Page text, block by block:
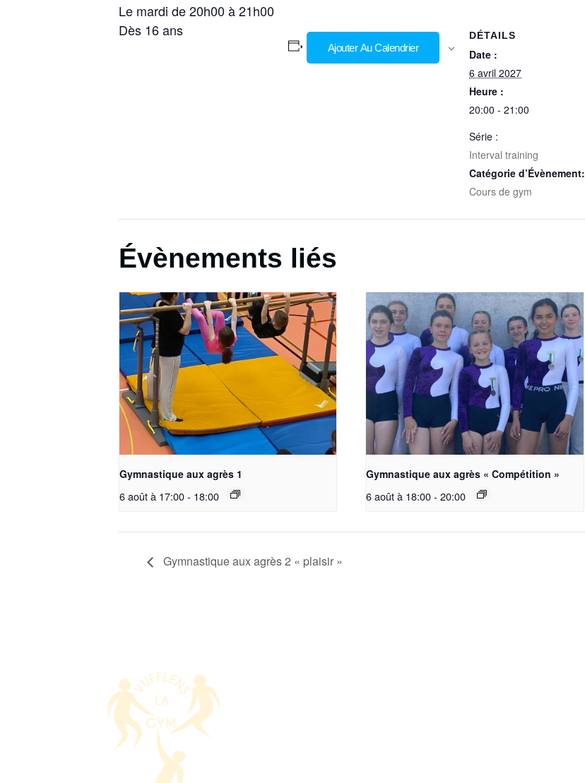
Le mardi de 20h00 à 21h00
Dès 16 ans
Ajouter Au Calendrier
DÉTAILS
Date :
6 avril 2027
Heure :
20:00 - 21:00
Série :
Interval training
Catégorie d’Évènement:
Cours de gym
Évènements liés
Gymnastique aux agrès 1
6 août à 17:00- 18:00
Gymnastique aux agrès « Compétition »
6 août à 18:00 - 20:00
Gymnastique aux agrès 2 « plaisir »